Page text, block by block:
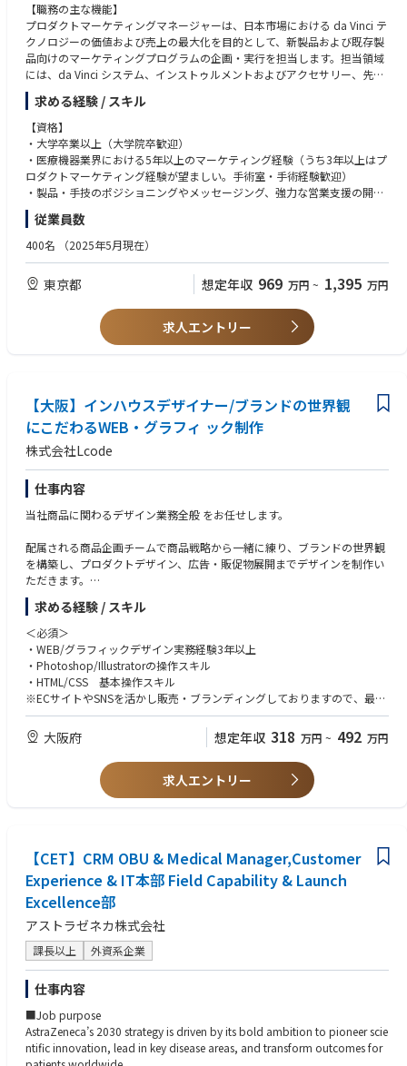
【職務の主な機能】
プロダクトマーケティングマネージャーは、日本市場における da Vinci テ
クノロジーの価値および売上の最大化を目的として、新製品および既存製
品向けのマーケティングプログラムの企画・実行を担当します。担当領域
には、da Vinci システム、インストゥルメントおよびアクセサリー、先進
技術、エネルギーデバイス、Simulator をはじめとする da Vinci トレーニ
ングテクノロジー、さらには新しいデジタルソリューションなど、多岐に
わたる製品の新製品導入（ローンチ）計画の策定・推進が含まれます。幅
広い製品ポートフォリオを担当するため、チームメンバーと協力しながら
目標を達成する能力は、本ポジションにおいて極めて重要なコンピテンシ
ーです。また、日本市場における関連活動を円滑に推進するため、Produc
t Marketing Manager は ISI のビジネスパートナーや ISJ（Intuitive Surgical
活動の調整・連携を行います。
【役割と責任】
この職位は以下の責任と権限を持ちます。
＜主要目的＞
携して新製品実現プロセスを管理
・既存製品の在庫およびクレーム管理
・da Vinciテクノロジーの普及拡大のためのダウンストリームマーケティ
ングプログラムの企画・実行
・ISJの成長手順に沿った営業組織への営業・マーケティングツールや教育
プログラムの提供
＜新製品ローンチ＞
・部門横断的なローンチ準備活動とスケジュールの管理・調整
・担当新製品ラインのマーケティング予算管理
・日本市場向けの製品ポジショニングとバリュープロポジションの策定
・収益・利益目標を達成するための価格戦略と販売予測の策定
・社内外パートナーと連携した日本市場向けマーケティング資料の作成
・KOL（キーオピニオンリーダー）と連携した臨床評価の実施
・ローンチ施策・イベントの企画・実施
・営業部隊への新製品トレーニングの実施
＜既存製品の管理＞
・SCMと連携した各製品の需要予測作成
・QA、安全、RAと協力し市場からの製品関連クレーム対応
・必要に応じて現場に出向き顧客対応
＜ドキュメント管理＞
・IFU翻訳の開始、マーケティング資料の作成
・製品変更に応じた顧客コミュニケーション計画の決定
・HCPや第三者ベンダーとの契約書管理
・ローンチ後の販売動向のモニタリングと必要に応じた是正措置の主導
・VOC（顧客の声）の収集と社内外関係者への報告・提案
・定量・定性的観点から製品ラインのパフォーマンス分析、販売終了計画
や既存製品の販売強化策の立案
＜営業組織への支援＞
・日常的なコミュニケーションを通じた営業部隊の製品知識のアップデー
ト
・製品説明やデモ、現場同行による営業支援の実施
【Primary Function of Position】
求める経験 / スキル
【資格】
・大学卒業以上（大学院卒歓迎）
・医療機器業界における5年以上のマーケティング経験（うち3年以上はプ
ロダクトマーケティング経験が望ましい。手術室・手術経験歓迎）
・製品・手技のポジショニングやメッセージング、強力な営業支援の開発
実績
・英語・日本語の優れた口頭・書面コミュニケーション能力、グループプ
レゼンテーション能力
・SIOP、QMS、規制プロセスの十分な理解
・社内外の関係者と効果的に協働できる対人スキル
・優れた分析力とプロセススキル
・MS Officeに精通していること
duct marketing experience in medical device industry (Surgical and/or O
R experience desired)
・Proven ability to effectively position and message product/procedure
and develop strong sales support to drive product/procedure adoption
・Excellent oral and written communication skills and group presentatio
・Good planning, time management and organizational skills
・Well understanding for SIOP, QMS and regulatory process.
tively with internal and external business partners
・Good analytical and process skills
・Must be well versed in MS Office Suite
従業員数
400名 （2025年5月現在）
東京都 想定年収 969 万円 ~ 1,395 万円
求人エントリー
【大阪】インハウスデザイナー/ブランドの世界観
にこだわるWEB・グラフィ ック制作
株式会社Lcode
仕事内容
当社商品に関わるデザイン業務全般 をお任せします。
配属される商品企画チームで商品戦略から一緒に練り、ブランドの世界観
を構築し、プロダクトデザイン、広告・販促物展開までデザインを制作い
ただきます。
お客様の購買意欲に訴えるデザイン力が身に着く、クリエイターとしての
醍醐味を感じることができるお仕事です。
【具体的には】
＜Web関連＞
・ページデザイン
・バナーデザイン
・Web広告全般のデザイン
簡単なリサイズやラフによってデザインを組んでいただくことがありま
・販促ツールのデザイン
・店舗什器のデザイン
どうすればターゲットの目を引き、CVへ促す事ができるかを、情報設計・
デザインの視点からプロジェクトメンバーと一緒に構築します。
言われたものをつくるのではなく、プロジェクトチーム全体で企画から参
加し制作することで、よりこだわりや想いが詰まった制作物を提供するこ
とが可能です。
求める経験 / スキル
＜必須＞
・WEB/グラフィックデザイン実務経験3年以上
・Photoshop/Illustratorの操作スキル
・HTML/CSS 基本操作スキル
※ECサイトやSNSを活かし販売・ブランディングしておりますので、最低
限のWebコンテンツ理解が必要になります。
※コーディングの知識がある方歓迎ですが、必須ではござません
・美容、コスメ関連業界でのデザイナー経験のある方
・クリエイティブ業界（制作会社、PR会社など）での実務経験
・情報誌やポスター等の制作だけではなく、商品パッケージや販促物など
・トレンドや最新技術に敏感で、積極的に技術習得しようとする方
・自分の手がけたデザインの意図を論理的に説明できる方
・他部署とのやり取りが苦にならない方、チームで協力してより良いもの
を作りたい方
・女性をメインターゲットとした商材ですので、美容やおしゃれへの感度
の高い方
（コンタクトレンズの知識等は入社後に学んで頂ければ問題ございませ
ん。)
大阪府 想定年収 318 万円 ~ 492 万円
求人エントリー
【CET】CRM OBU & Medical Manager,Customer
Experience & IT本部 Field Capability & Launch
Excellence部
アストラゼネカ株式会社
課長以上 外資系企業
仕事内容
■Job purpose
AstraZeneca’s 2030 strategy is driven by its bold ambition to pioneer scie
ntific innovation, lead in key disease areas, and transform outcomes for